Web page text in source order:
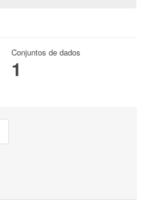
Conjuntos de dados
1